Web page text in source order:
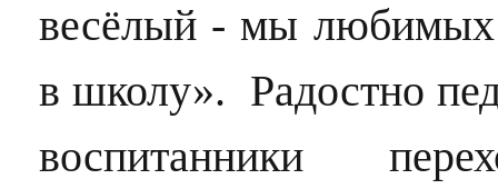
весёлый - мы любимых
в школу». Радостно
воспитанники